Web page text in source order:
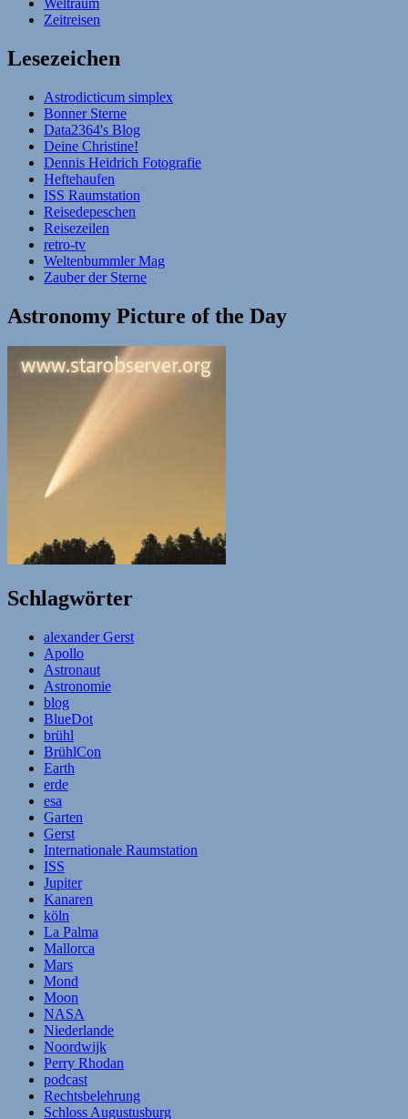
Zeitreisen
Lesezeichen
Astrodicticum simplex
Bonner Sterne
Data2364's Blog
Deine Christine!
Dennis Heidrich Fotografie
Heftehaufen
ISS Raumstation
Reisedepeschen
Reisezeilen
retro-tv
Weltenbummler Mag
Zauber der Sterne
Astronomy Picture of the Day
Schlagwörter
alexander Gerst
Apollo
Astronaut
Astronomie
blog
BlueDot
brühl
BrühlCon
Earth
erde
esa
Garten
Gerst
Internationale Raumstation
ISS
Jupiter
Kanaren
köln
La Palma
Mallorca
Mars
Mond
Moon
NASA
Niederlande
Noordwijk
Perry Rhodan
podcast
Rechtsbelehrung
Schloss Augustusburg